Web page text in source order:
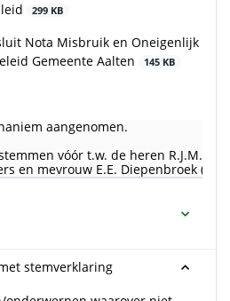
299 KB
Nota Misbruik en Oneigenlijk
Gemeente Aalten
145 KB
aangenomen.
vóór t.w. de heren R.J.M.
en mevrouw E.E. Diepenbroek
stemverklaring